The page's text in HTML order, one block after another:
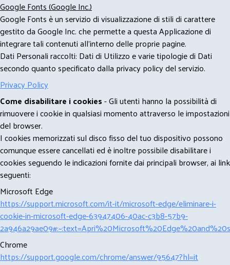
Google Fonts (Google Inc.)
Google Fonts è un servizio di visualizzazione di stili di carattere
gestito da Google Inc. che permette a questa Applicazione di
integrare tali contenuti all'interno delle proprie pagine.
Dati Personali raccolti: Dati di Utilizzo e varie tipologie di Dati
secondo quanto specificato dalla privacy policy del servizio.
Privacy Policy
Come disabilitare i cookies- Gli utenti hanno la possibilità di
rimuovere i cookie in qualsiasi momento attraverso le impostazioni
del browser.
I cookies memorizzati sul disco fisso del tuo dispositivo possono
comunque essere cancellati ed è inoltre possibile disabilitare i
cookies seguendo le indicazioni fornite dai principali browser, ai link
seguenti:
Microsoft Edge
https://support.microsoft.com/it-it/microsoft-edge/eliminare-i-
cookie-in-microsoft-edge-63947406-40ac-c3b8-57b9-
Chrome
https://support.google.com/chrome/answer/95647?hl=it